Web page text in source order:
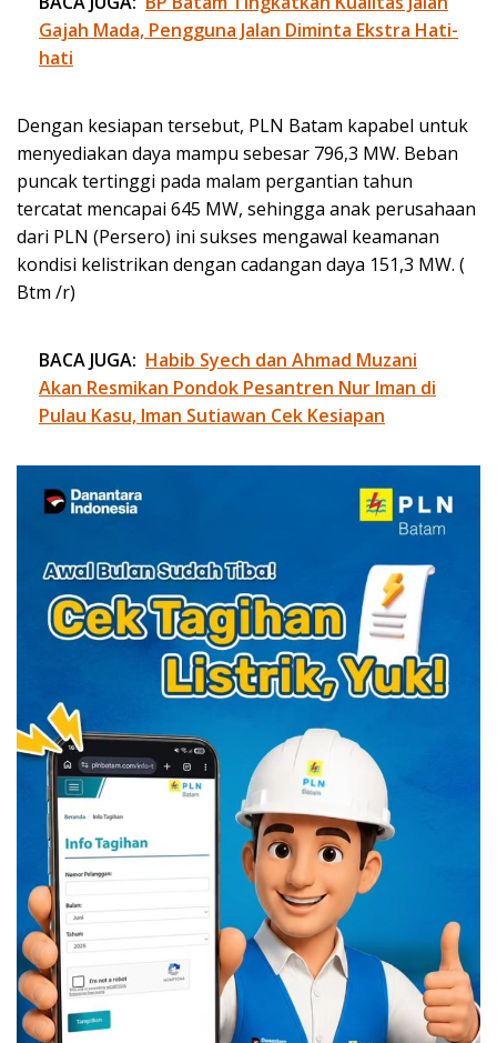
Gajah Mada, Pengguna Jalan Diminta Ekstra Hati-
hati
Dengan kesiapan tersebut, PLN Batam kapabel untuk
menyediakan daya mampu sebesar 796,3 MW. Beban
puncak tertinggi pada malam pergantian tahun
tercatat mencapai 645 MW, sehingga anak perusahaan
dari PLN (Persero) ini sukses mengawal keamanan
kondisi kelistrikan dengan cadangan daya 151,3 MW. (
Btm /r)
BACA JUGA: Habib Syech dan Ahmad Muzani
Akan Resmikan Pondok Pesantren Nur Iman di
Pulau Kasu, Iman Sutiawan Cek Kesiapan